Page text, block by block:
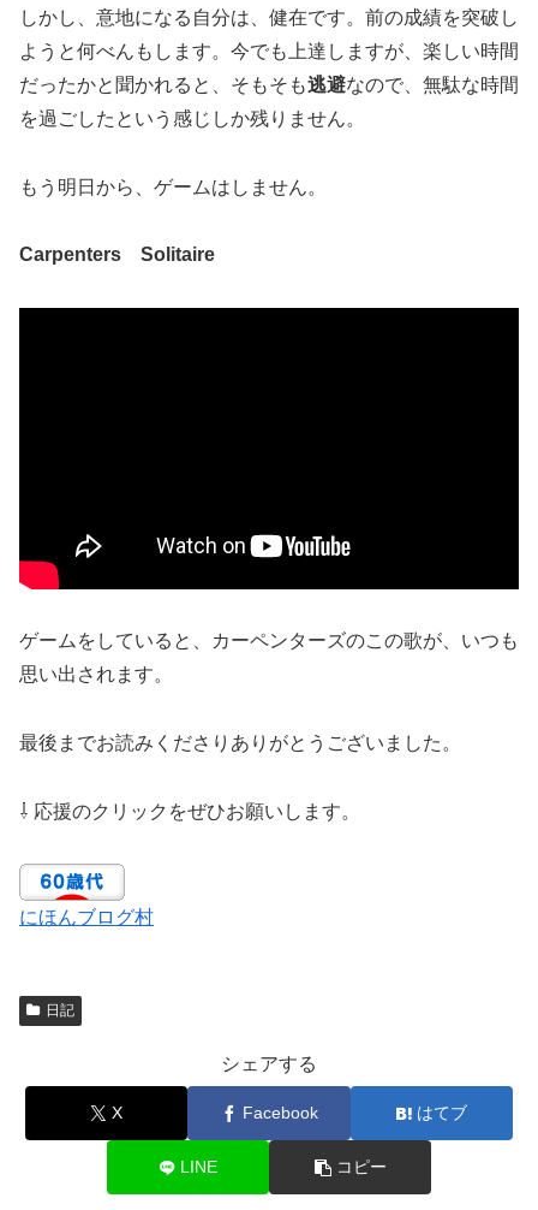
しかし、意地になる自分は、健在です。前の成績を突破し
ようと何べんもします。今でも上達しますが、楽しい時間
だったかと聞かれると、そもそも逃避なので、無駄な時間
を過ごしたという感じしか残りません。
もう明日から、ゲームはしません。
Carpenters Solitaire
ゲームをしていると、カーペンターズのこの歌が、いつも
思い出されます。
最後までお読みくださりありがとうございました。
⇩ 応援のクリックをぜひお願いします。
にほんブログ村
日記
シェアする
X Facebook はてブ
LINE コピー